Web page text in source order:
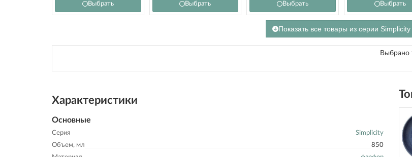
Выбрать Выбрать Выбрать Выбрать
Показать все товары из серии Simplicity
Выбрано
Характеристики
Основные
Серия
Simplicity
Объем, мл
850